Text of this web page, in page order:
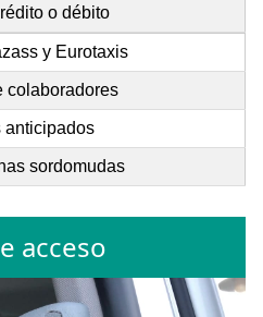
o débito
y Eurotaxis
colaboradores
anticipados
sordomudas
acceso